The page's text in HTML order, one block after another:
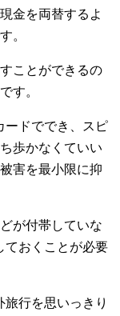
金を両替するよ
。
ことができるの
す。
ードででき、スピ
歩かなくていい
害を最小限に抑
が付帯していな
ておくことが必要
行を思いっきり